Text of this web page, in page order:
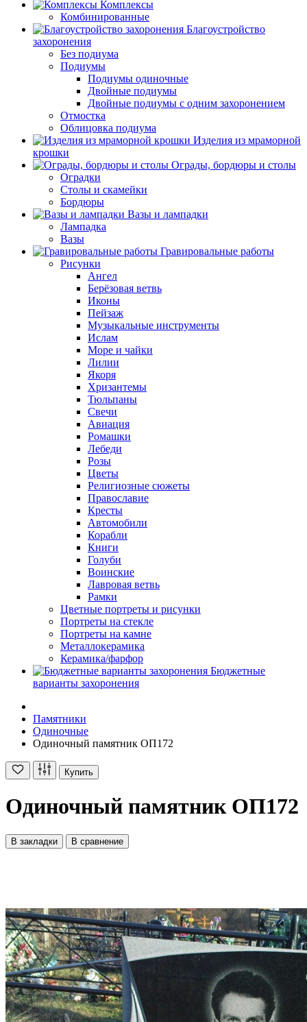
Комплексы
Комбинированные
Благоустройство
захоронения
Без подиума
Подиумы
Подиумы одиночные
Двойные подиумы
Двойные подиумы с одним захоронением
Отмостка
Облицовка подиума
Изделия из мраморной
крошки
Ограды, бордюры и столы
Оградки
Столы и скамейки
Бордюры
Вазы и лампадки
Лампадка
Вазы
Гравировальные работы
Рисунки
Ангел
Берёзовая ветвь
Иконы
Пейзаж
Музыкальные инструменты
Ислам
Море и чайки
Лилии
Якоря
Хризантемы
Тюльпаны
Свечи
Авиация
Ромашки
Лебеди
Розы
Цветы
Религиозные сюжеты
Православие
Кресты
Автомобили
Корабли
Книги
Голуби
Воинские
Лавровая ветвь
Рамки
Цветные портреты и рисунки
Портреты на стекле
Портреты на камне
Металлокерамика
Керамика/фарфор
Бюджетные
варианты захоронения
Памятники
Одиночные
Одиночный памятник ОП172
Купить
Одиночный памятник ОП172
В закладки В сравнение